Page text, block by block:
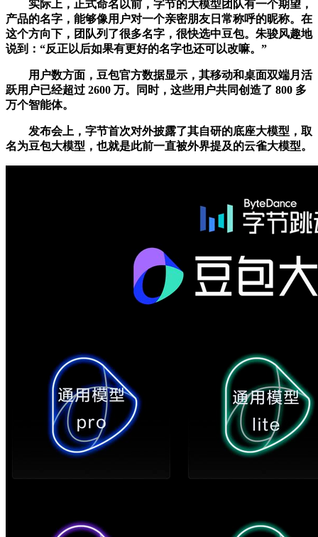
实际上，正式命名以前，字节的大模型团队有一个期望，
产品的名字，能够像用户对一个亲密朋友日常称呼的昵称。在
这个方向下，团队列了很多名字，很快选中豆包。朱骏风趣地
说到：“反正以后如果有更好的名字也还可以改嘛。”
用户数方面，豆包官方数据显示，其移动和桌面双端月活
跃用户已经超过 2600 万。同时，这些用户共同创造了 800 多
万个智能体。
发布会上，字节首次对外披露了其自研的底座大模型，取
名为豆包大模型，也就是此前一直被外界提及的云雀大模型。